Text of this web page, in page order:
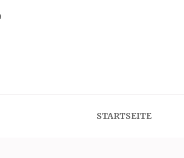
STARTSEITE